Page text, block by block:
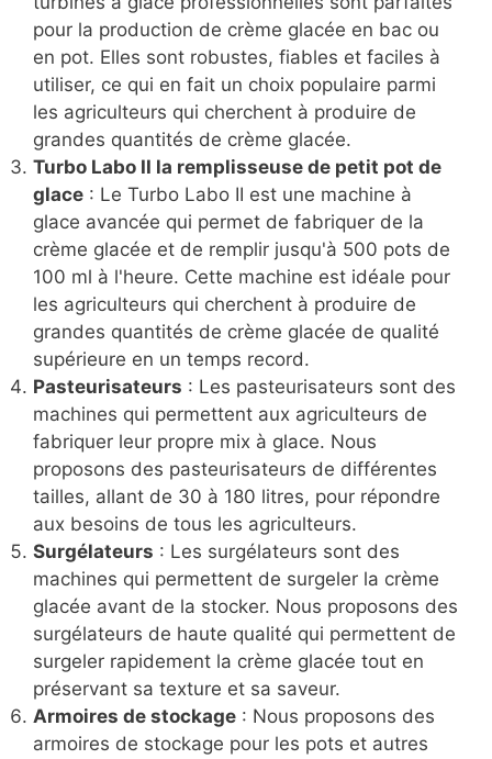
pour la production de crème glacée en bac ou
en pot. Elles sont robustes, fiables et faciles à
utiliser, ce qui en fait un choix populaire parmi
les agriculteurs qui cherchent à produire de
grandes quantités de crème glacée.
Turbo Labo II la remplisseuse de petit pot de
glace : Le Turbo Labo II est une machine à
glace avancée qui permet de fabriquer de la
crème glacée et de remplir jusqu'à 500 pots de
100 ml à l'heure. Cette machine est idéale pour
les agriculteurs qui cherchent à produire de
grandes quantités de crème glacée de qualité
supérieure en un temps record.
Pasteurisateurs : Les pasteurisateurs sont des
machines qui permettent aux agriculteurs de
fabriquer leur propre mix à glace. Nous
proposons des pasteurisateurs de différentes
tailles, allant de 30 à 180 litres, pour répondre
aux besoins de tous les agriculteurs.
Surgélateurs : Les surgélateurs sont des
machines qui permettent de surgeler la crème
glacée avant de la stocker. Nous proposons des
surgélateurs de haute qualité qui permettent de
surgeler rapidement la crème glacée tout en
préservant sa texture et sa saveur.
Armoires de stockage : Nous proposons des
armoires de stockage pour les pots et autres